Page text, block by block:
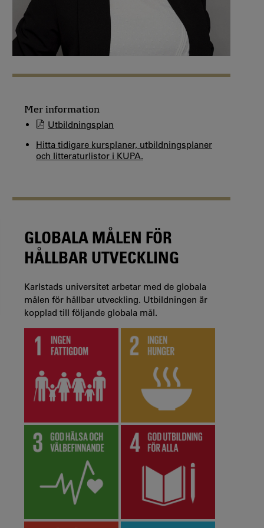
Mer information
Utbildningsplan
Hitta tidigare kursplaner, utbildningsplaner
och litteraturlistor i KUPA.
GLOBALA MÅLEN FÖR
HÅLLBAR UTVECKLING
Karlstads universitet arbetar med de globala
målen för hållbar utveckling. Utbildningen är
kopplad till följande globala mål.